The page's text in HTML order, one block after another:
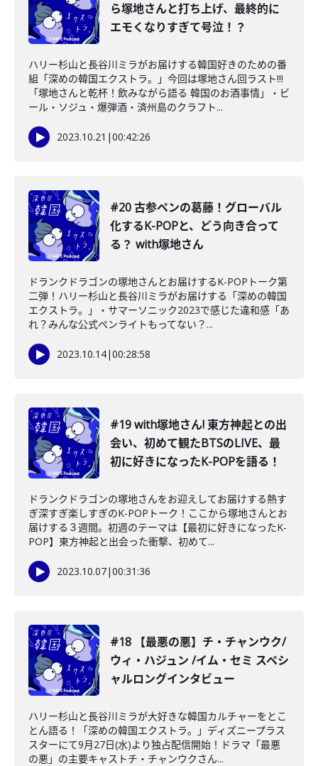
ら塚地さんと打ち上げ、最終的に
エモくなりすぎて号泣！？
ハリー杉山と長谷川ミラがお届けする韓国好きのための番
組「深めの韓国エクストラ。」今回は塚地さん回ラスト!!!
「塚地さんと乾杯！飲みながら語る 韓国のお酒事情」・ビ
ール・ソジュ・爆弾酒・済州島のクラフト...
2023.10.21 |00:42:26
#20 古参ペンの葛藤！グローバル
化するK-POPと、どう向き合って
る？ with塚地さん
ドランクドラゴンの塚地さんとお届けするK-POPトーク第
二弾！ハリー杉山と長谷川ミラがお届けする「深めの韓国
エクストラ。」・サマーソニック2023で感じた違和感「あ
れ？みんな公式ペンライトもってない？...
2023.10.14|00:28:58
#19 with塚地さん! 東方神起との出
会い、初めて観たBTSのLIVE、最
初に好きになったK-POPを語る！
ドランクドラゴンの塚地さんをお迎えしてお届けする熱す
ぎ深すぎ楽しすぎのK-POPトーク！ここから塚地さんとお
届けする３週間。初週のテーマは【最初に好きになったK-
POP】東方神起と出会った衝撃、初めて...
2023.10.07|00:31:36
#18 【最悪の悪】チ・チャンウク/
ウィ・ハジュン /イム・セミ スペシ
ャルロングインタビュー
ハリー杉山と長谷川ミラが大好きな韓国カルチャーをとこ
とん語る！「深めの韓国エクストラ。」ディズニープラス
スターにて9月27日(水)より独占配信開始！ドラマ「最悪
の悪」の主要キャストチ・チャンウクさん...